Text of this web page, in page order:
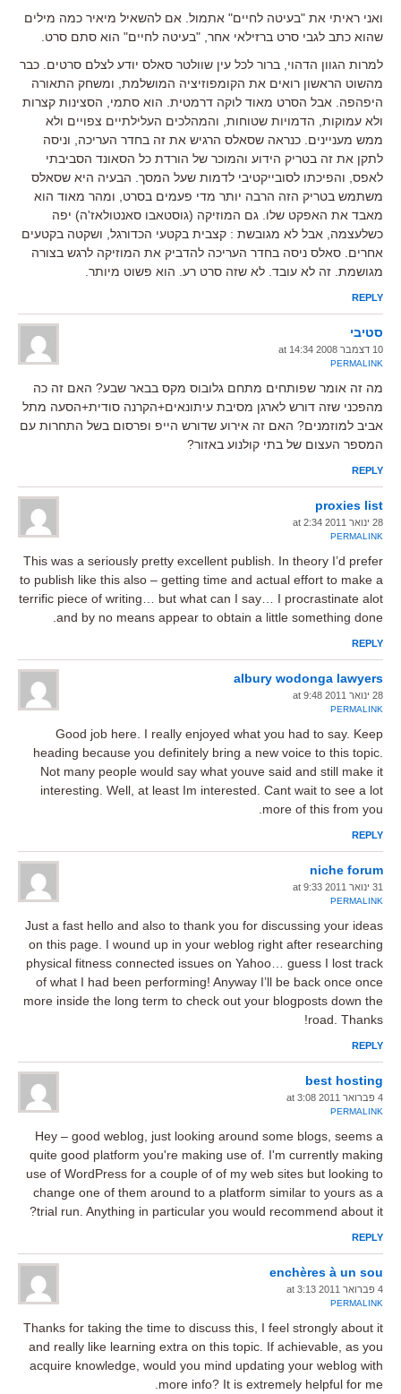
ואני ראיתי את "בעיטה לחיים" אתמול. אם להשאיל מיאיר כמה מילים
שהוא כתב לגבי סרט ברזילאי אחר, "בעיטה לחיים" הוא סתם סרט.
למרות הגוון הדהוי, ברור לכל עין שוולטר סאלס יודע לצלם סרטים. כבר
מהשוט הראשון רואים את הקומפוזיציה המושלמת, ומשחק התאורה
היפהפה. אבל הסרט מאוד לוקה דרמטית. הוא סתמי, הסצינות קצרות
ולא עמוקות, הדמויות שטוחות, והמהלכים העלילתיים צפויים ולא
ממש מעניינים. כנראה שסאלס הרגיש את זה בחדר העריכה, וניסה
לתקן את זה בטריק הידוע והמוכר של הורדת כל הסאונד הסביבתי
לאפס, והפיכתו לסובייקטיבי לדמות שעל המסך. הבעיה היא שסאלס
משתמש בטריק הזה הרבה יותר מדי פעמים בסרט, ומהר מאוד הוא
מאבד את האפקט שלו. גם המוזיקה (גוסטאבו סאנטולאז'ה) יפה
כשלעצמה, אבל לא מגובשת : קצבית בקטעי הכדורגל, ושקטה בקטעים
אחרים. סאלס ניסה בחדר העריכה להדביק את המוזיקה לרגש בצורה
מגושמת. זה לא עובד. לא שזה סרט רע. הוא פשוט מיותר.
REPLY
סטיבי
10 דצמבר 2008 at 14:34
PERMALINK
מה זה אומר שפותחים מתחם גלובוס מקס בבאר שבע? האם זה כה
מהפכני שזה דורש לארגן מסיבת עיתונאים+הקרנה סודית+הסעה מתל
אביב למוזמנים? האם זה אירוע שדורש הייפ ופרסום בשל התחרות עם
המספר העצום של בתי קולנוע באזור?
REPLY
proxies list
28 ינואר 2011 at 2:34
PERMALINK
This was a seriously pretty excellent publish. In theory I’d prefer
to publish like this also – getting time and actual effort to make a
terrific piece of writing… but what can I say… I procrastinate alot
and by no means appear to obtain a little something done.
REPLY
albury wodonga lawyers
28 ינואר 2011 at 9:48
PERMALINK
Good job here. I really enjoyed what you had to say. Keep
heading because you definitely bring a new voice to this topic.
Not many people would say what youve said and still make it
interesting. Well, at least Im interested. Cant wait to see a lot
more of this from you.
REPLY
niche forum
31 ינואר 2011 at 9:33
PERMALINK
Just a fast hello and also to thank you for discussing your ideas
on this page. I wound up in your weblog right after researching
physical fitness connected issues on Yahoo… guess I lost track
of what I had been performing! Anyway I’ll be back once once
more inside the long term to check out your blogposts down the
road. Thanks!
REPLY
best hosting
4 פברואר 2011 at 3:08
PERMALINK
Hey – good weblog, just looking around some blogs, seems a
quite good platform you're making use of. I'm currently making
use of WordPress for a couple of of my web sites but looking to
change one of them around to a platform similar to yours as a
trial run. Anything in particular you would recommend about it?
REPLY
enchères à un sou
4 פברואר 2011 at 3:13
PERMALINK
Thanks for taking the time to discuss this, I feel strongly about it
and really like learning extra on this topic. If achievable, as you
acquire knowledge, would you mind updating your weblog with
more info? It is extremely helpful for me.